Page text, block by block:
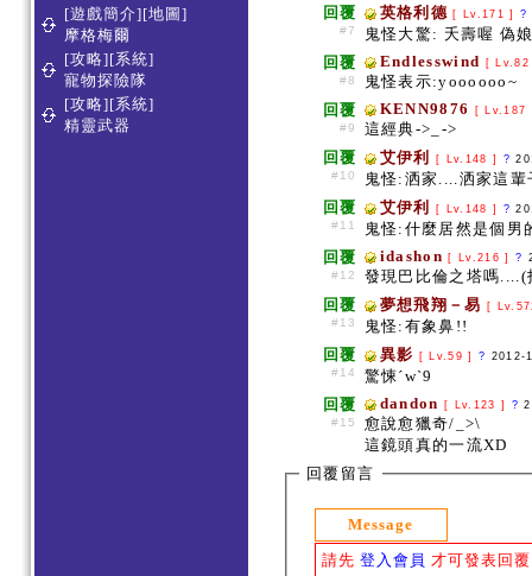
[遊戲簡介][地圖]
摩格梅爾
[攻略][系統]
寵物探險隊
[攻略][系統]
精靈武器
回覆
#7
英格利德[ Lv.171 ] ?
鬼怪大驚: 夭壽喔 偽
回覆
#8
Endlesswind [
鬼怪表示:yoooooo~
回覆
#9
KENN9876 [
這經典->_->
回覆
#10
艾伊利 [ Lv.148 ] ?
鬼怪:洒家....洒家這
回覆
#11
艾伊利 [ Lv.148 ] ?
鬼怪:什麼居然是個男
回覆
#12
idashon [ Lv.216 ] ?
發現巴比倫之塔嗎....(
回覆
#13
夢想飛翔－易 [
鬼怪:有象鼻!!
回覆
#14
異影 [ Lv.59 ] ? 2012-
驚悚ˊwˋ9
回覆
#15
dandon [ Lv.123 ] ?
愈說愈獵奇/_>\
這鏡頭真的一流XD
回覆留言
Message
請先 登入會員 才可發表回